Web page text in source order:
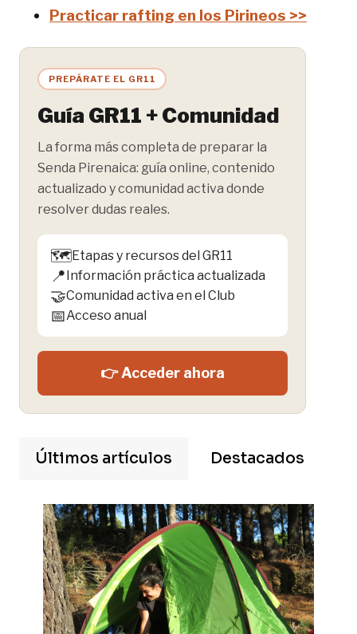
Practicar rafting en los Pirineos >>
PREPÁRATE EL GR11
Guía GR11 + Comunidad
La forma más completa de preparar la
Senda Pirenaica: guía online, contenido
actualizado y comunidad activa donde
resolver dudas reales.
🗺️Etapas y recursos del GR11
📍Información práctica actualizada
🤝Comunidad activa en el Club
📅Acceso anual
👉 Acceder ahora
Últimos artículos Destacados